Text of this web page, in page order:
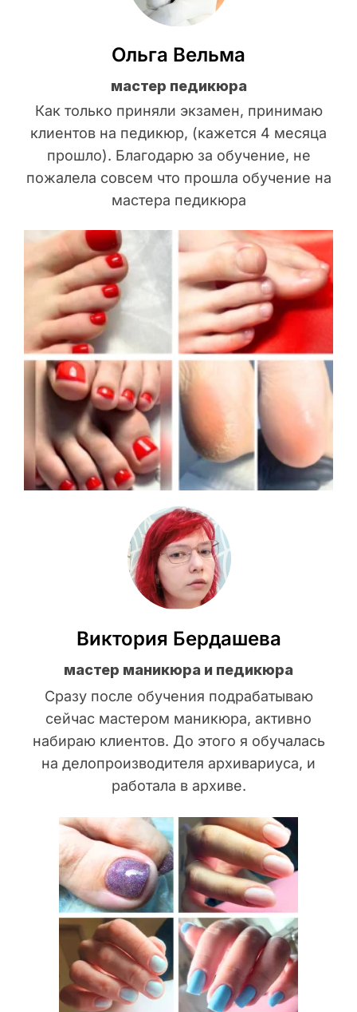
Ольга Вельма
мастер педикюра
Как только приняли экзамен, принимаю
клиентов на педикюр, (кажется 4 месяца
прошло). Благодарю за обучение, не
пожалела совсем что прошла обучение на
мастера педикюра
Виктория Бердашева
мастер маникюра и педикюра
Сразу после обучения подрабатываю
сейчас мастером маникюра, активно
набираю клиентов. До этого я обучалась
на делопроизводителя архивариуса, и
работала в архиве.